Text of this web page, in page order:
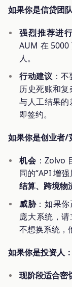
如果你是信贷团
强烈推荐进
AUM 在
人。
行动建议 ：
历史死账和
与人工结果
即签约。
如果你是创业者/
机会：Zolvo
同的“API 增
结算、跨境物
威胁：如果你
庞大系统，
不想换系统，
如果你是投资人：
现阶段适合密